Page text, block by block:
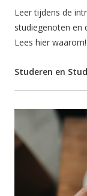
Leer tijdens de
studiegenoten en
Lees hier waarom!
Studeren en